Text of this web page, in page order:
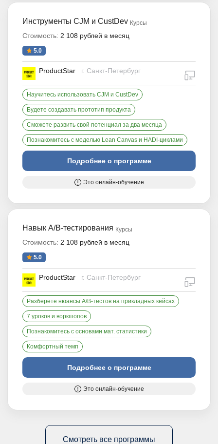
Инструменты CJM и CustDev Курсы
Стоимость: 2 108 рублей в месяц
5.0
ProductStar г. Санкт-Петербург
Научитесь использовать CJM и CustDev
Будете создавать прототип продукта
Сможете развить свой потенциал за два месяца
Познакомитесь с моделью Lean Canvas и HADI-циклами
Подробнее о программе
Это онлайн-обучение
Навык A/B-тестирования Курсы
Стоимость: 2 108 рублей в месяц
5.0
ProductStar г. Санкт-Петербург
Разберете нюансы A/B-тестов на прикладных кейсах
7 уроков и воркшопов
Познакомитесь с основами мат. статистики
Комфортный темп
Подробнее о программе
Это онлайн-обучение
Смотреть все программы